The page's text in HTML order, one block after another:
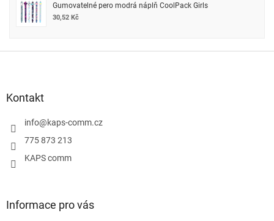
Gumovatelné pero modrá náplň CoolPack Girls
30,52 Kč
Kontakt
info@kaps-comm.cz
775 873 213
KAPS comm
Informace pro vás